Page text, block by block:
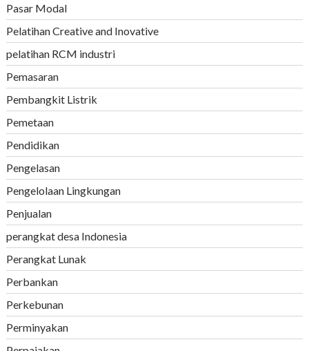
Pasar Modal
Pelatihan Creative and Inovative
pelatihan RCM industri
Pemasaran
Pembangkit Listrik
Pemetaan
Pendidikan
Pengelasan
Pengelolaan Lingkungan
Penjualan
perangkat desa Indonesia
Perangkat Lunak
Perbankan
Perkebunan
Perminyakan